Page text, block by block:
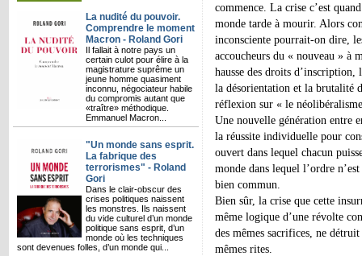
La nudité du pouvoir.
Comprendre le moment
Macron - Roland Gori
Il fallait à notre pays un
certain culot pour élire à la
magistrature suprême un
jeune homme quasiment
inconnu, négociateur habile
du compromis autant que
«traître» méthodique.
Emmanuel Macron...
"Un monde sans esprit.
La fabrique des
terrorismes" - Roland
Gori
Dans le clair-obscur des
crises politiques naissent
les monstres. Ils naissent
du vide culturel d’un monde
politique sans esprit, d’un
monde où les techniques
sont devenues folles, d’un monde qui...
commence. La crise c’est
monde tarde à mourir. Alors
inconsciente pourrait-on dire,
accoucheurs du « nouveau » à
hausse des droits
la désorientation et la brutalité
réflexion sur « le
Une nouvelle génération entre
la réussite individuelle pour
ouvert dans lequel chacun
monde dans lequel l’ordre
bien commun.
Bien sûr, la crise que cette
même logique d’une révolte
des mêmes sacrifices, ne
mêmes rites.